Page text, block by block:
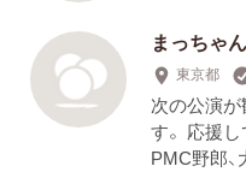
まっちゃん
東京都
次の公演が
す。 応援し
PMC野郎、